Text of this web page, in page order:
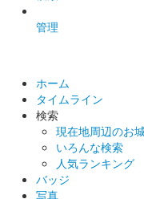
販売終了
姓、小田原北条氏の誕
原市、八王子市、寄居
御城印。小田原城、八
小田原城 御城
販売終了
管理
ホーム
タイムライン
検索
現在地周辺のお
いろんな検索
人気ランキング
バッジ
写真